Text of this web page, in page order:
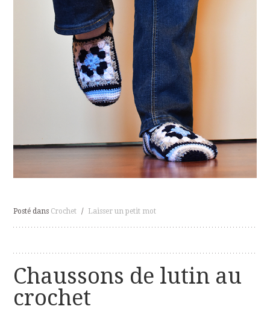
Posté dans Crochet / Laisser un petit mot
Chaussons de lutin au
crochet